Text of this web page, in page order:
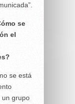
se
el
se está
un grupo